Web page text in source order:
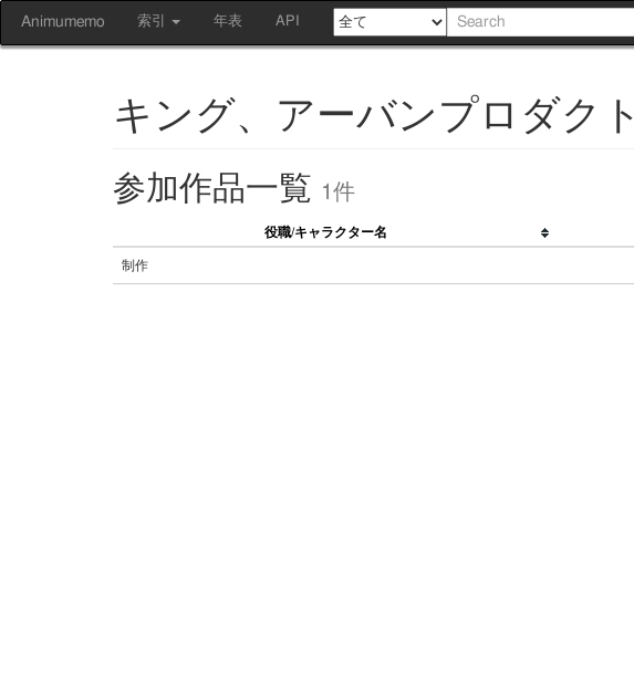
Animumemo 索引 年表 API
キング、アーバンプロダクト
参加作品一覧 1件
役職/キャラクター名
制作